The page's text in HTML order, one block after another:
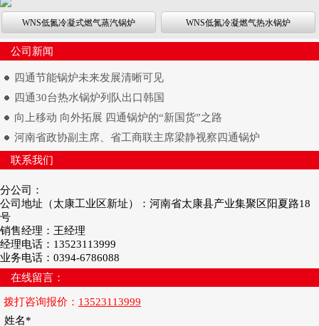
WNS低氮冷凝式燃气蒸汽锅炉 WNS低氮冷凝燃气热水锅炉
公司新闻
四通节能锅炉未来发展清晰可见
四通30台热水锅炉列队出口韩国
向上移动 向外拓展 四通锅炉的“新国货”之路
河南省政协副主席、省工商联主席梁静视察四通锅炉
联系我们
分公司：
公司地址（太康工业区新址）：河南省太康县产业集聚区阳夏路18
号
销售经理：王经理
经理电话：13523113999
业务电话：0394-6786088
在线留言：
拨打咨询报价： 13523113999
姓名*